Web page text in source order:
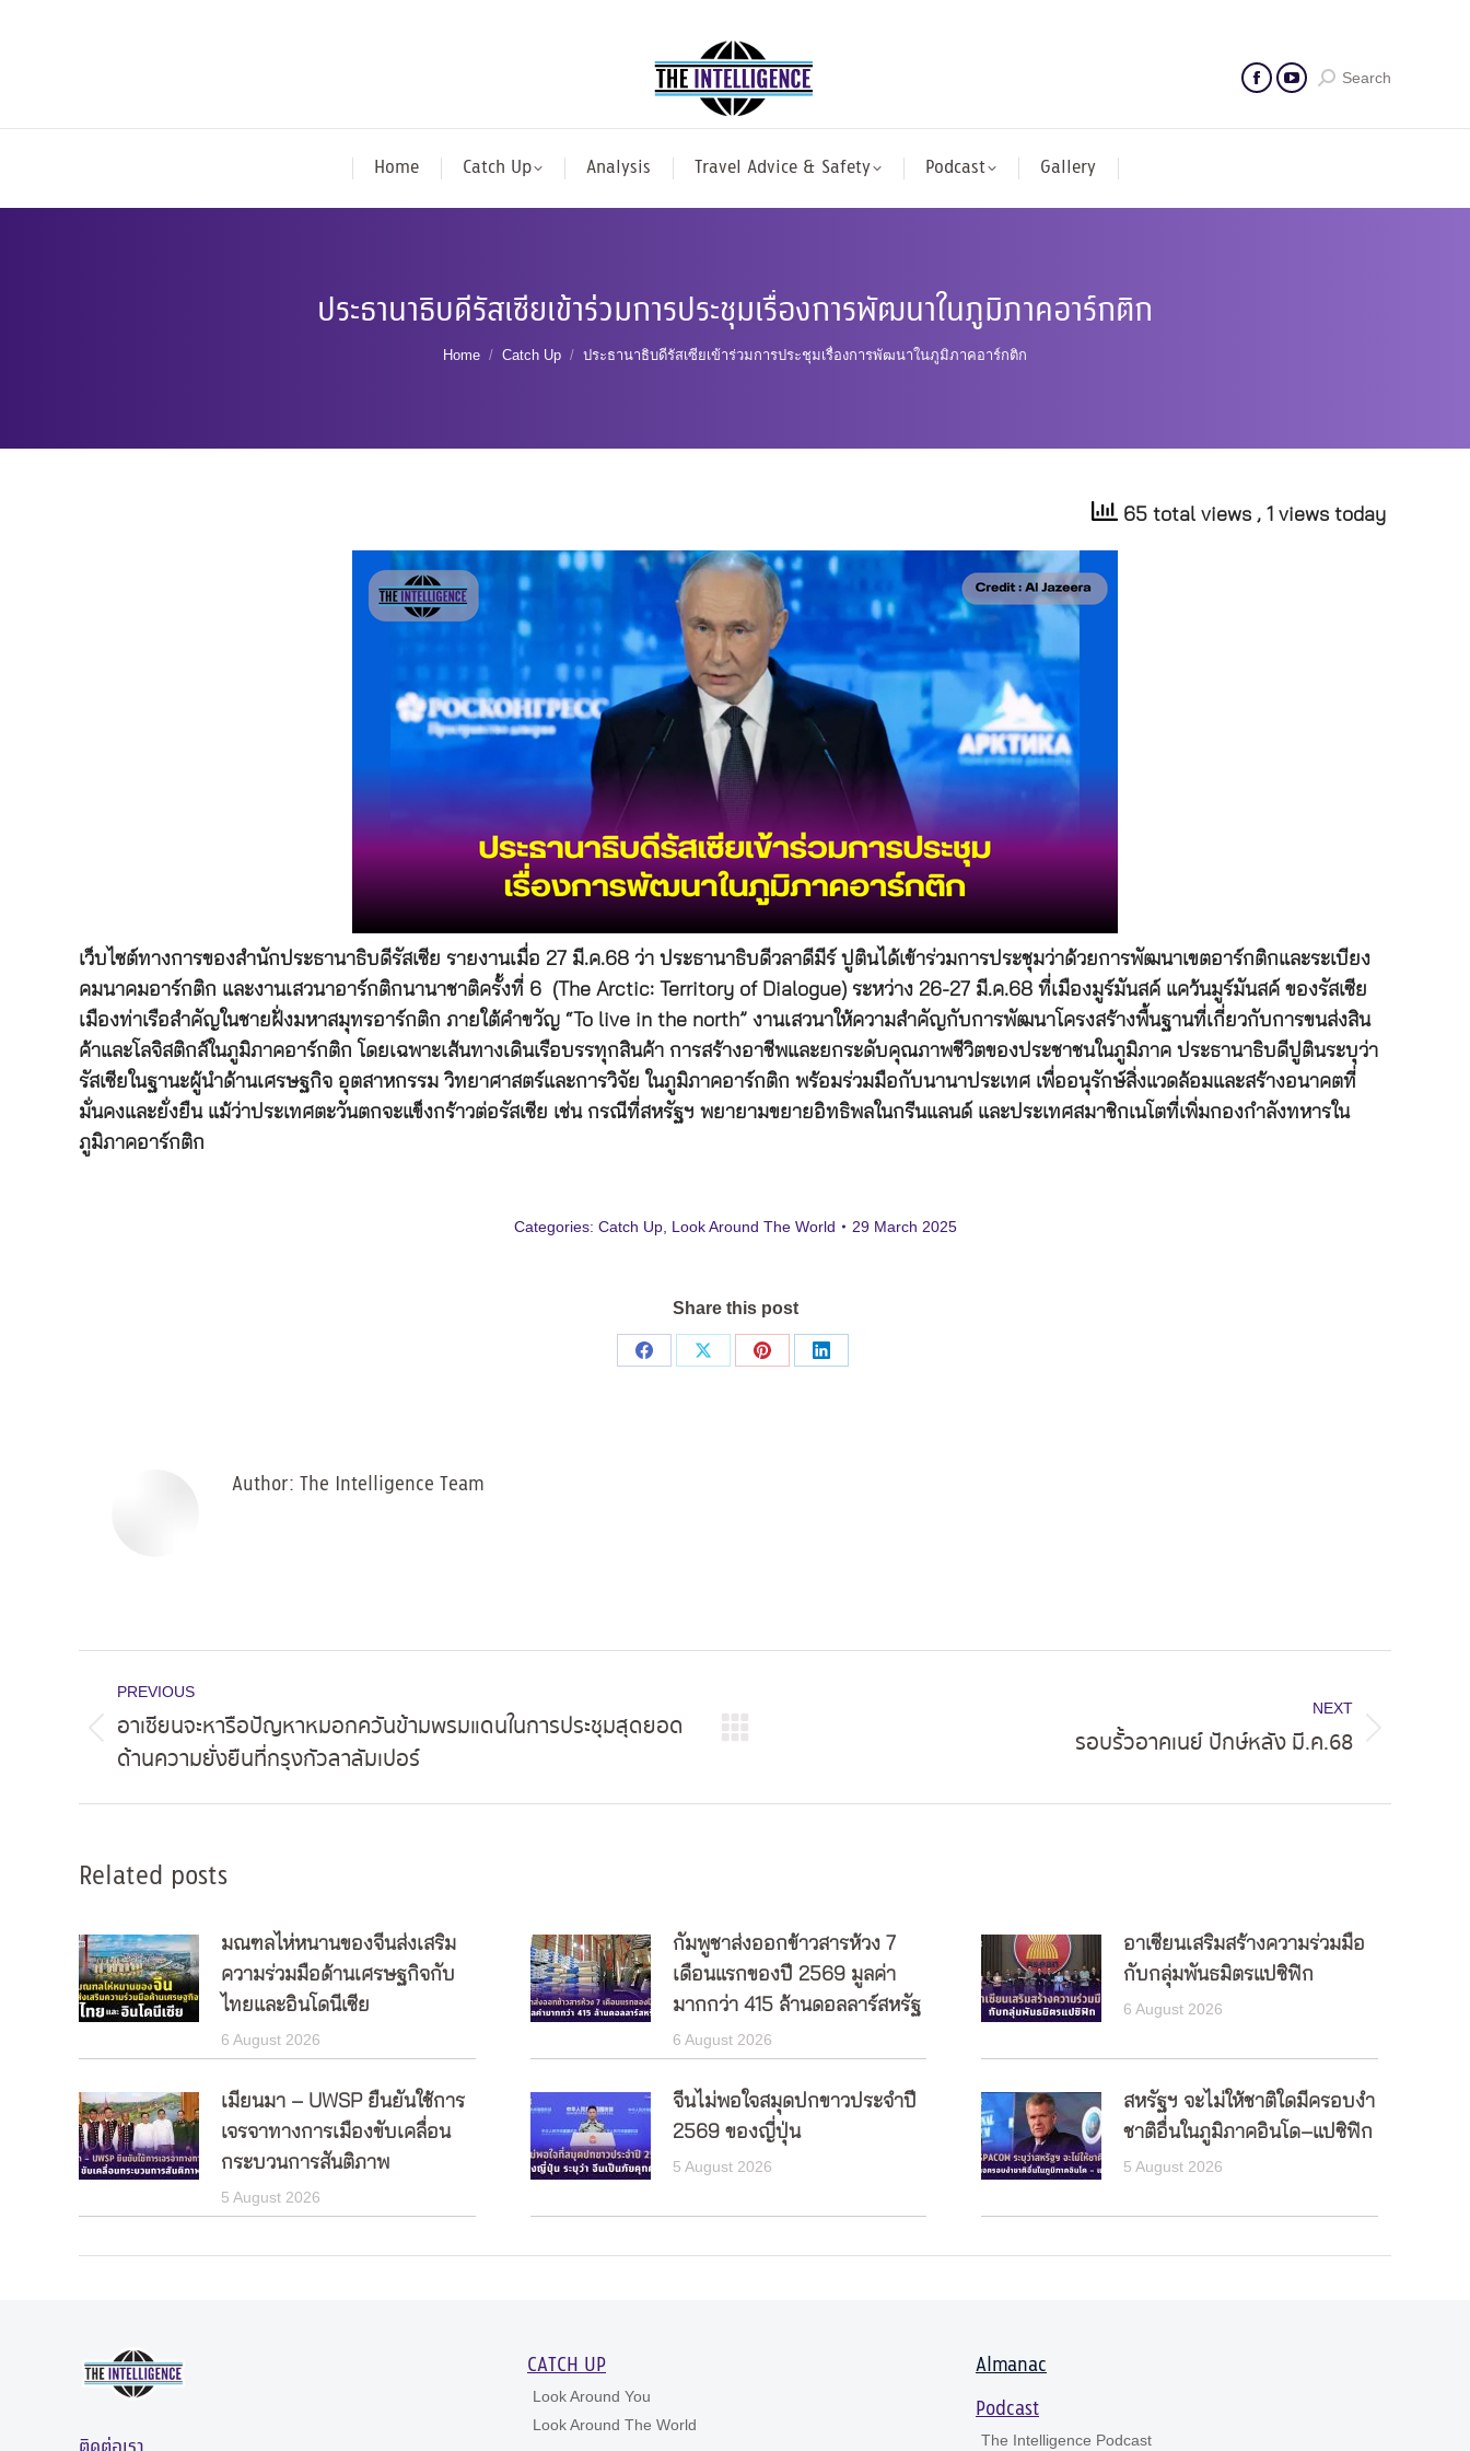
Search
Home Catch Up Analysis Travel Advice & Safety Podcast Gallery
ประธานาธิบดีรัสเซียเข้าร่วมการประชุมเรื่องการพัฒนาในภูมิภาคอาร์กติก
You are here:
Home Catch Up ประธานาธิบดีรัสเซียเข้าร่วมการประชุมเรื่องการพัฒนาในภูมิภาคอาร์กติก
65 total views , 1 views today
เว็บไซต์ทางการของสำนักประธานาธิบดีรัสเซีย รายงานเมื่อ 27 มี.ค.68 ว่า ประธานาธิบดีวลาดีมีร์ ปูตินได้เข้าร่วมการประชุมว่าด้วยการพัฒนาเขตอาร์กติกและระเบียง
คมนาคมอาร์กติก และงานเสวนาอาร์กติกนานาชาติครั้งที่ 6 (The Arctic: Territory of Dialogue) ระหว่าง 26-27 มี.ค.68 ที่เมืองมูร์มันสค์ แคว้นมูร์มันสค์ ของรัสเซีย
เมืองท่าเรือสำคัญในชายฝั่งมหาสมุทรอาร์กติก ภายใต้คำขวัญ “To live in the north” งานเสวนาให้ความสำคัญกับการพัฒนาโครงสร้างพื้นฐานที่เกี่ยวกับการขนส่งสิน
ค้าและโลจิสติกส์ในภูมิภาคอาร์กติก โดยเฉพาะเส้นทางเดินเรือบรรทุกสินค้า การสร้างอาชีพและยกระดับคุณภาพชีวิตของประชาชนในภูมิภาค ประธานาธิบดีปูตินระบุว่า
รัสเซียในฐานะผู้นำด้านเศรษฐกิจ อุตสาหกรรม วิทยาศาสตร์และการวิจัย ในภูมิภาคอาร์กติก พร้อมร่วมมือกับนานาประเทศ เพื่ออนุรักษ์สิ่งแวดล้อมและสร้างอนาคตที่
มั่นคงและยั่งยืน แม้ว่าประเทศตะวันตกจะแข็งกร้าวต่อรัสเซีย เช่น กรณีที่สหรัฐฯ พยายามขยายอิทธิพลในกรีนแลนด์ และประเทศสมาชิกเนโตที่เพิ่มกองกำลังทหารใน
ภูมิภาคอาร์กติก
Categories: Catch Up, Look Around The World 29 March 2025
Share this post
Share
Share
Share
Share
Author: The Intelligence Team
navigation
PREVIOUS
Previous
post:
อาเซียนจะหารือปัญหาหมอกควันข้ามพรมแดนในการประชุมสุดยอด
ด้านความยั่งยืนที่กรุงกัวลาลัมเปอร์
NEXT
รอบรั้วอาคเนย์ ปักษ์หลัง มี.ค.68
Related posts
มณฑลไห่หนานของจีนส่งเสริม
ความร่วมมือด้านเศรษฐกิจกับ
ไทยและอินโดนีเซีย
6 August 2026
กัมพูชาส่งออกข้าวสารห้วง 7
เดือนแรกของปี 2569 มูลค่า
มากกว่า 415 ล้านดอลลาร์สหรัฐ
6 August 2026
อาเซียนเสริมสร้างความร่วมมือ
กับกลุ่มพันธมิตรแปซิฟิก
6 August 2026
เมียนมา – UWSP ยืนยันใช้การ
เจรจาทางการเมืองขับเคลื่อน
กระบวนการสันติภาพ
5 August 2026
จีนไม่พอใจสมุดปกขาวประจำปี
2569 ของญี่ปุ่น
5 August 2026
สหรัฐฯ จะไม่ให้ชาติใดมีครอบงำ
ชาติอื่นในภูมิภาคอินโด–แปซิฟิก
5 August 2026
CATCH UP
Look Around You
Look Around The World
Almanac
Podcast
The Intelligence Podcast